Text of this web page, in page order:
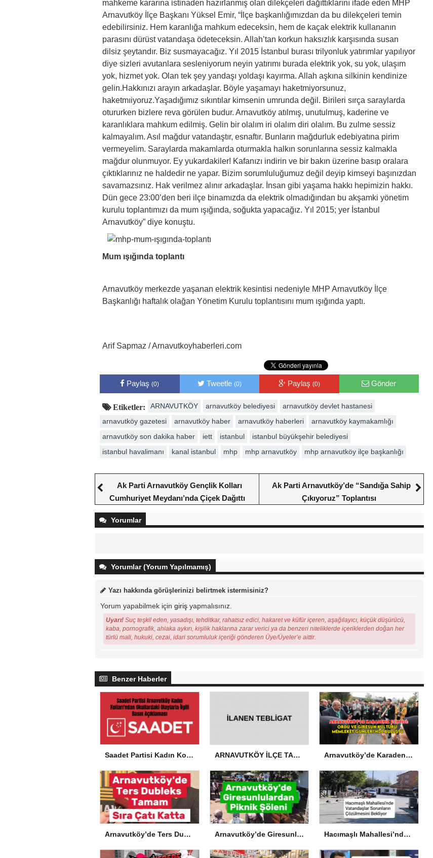
mahkeme kararına istinaden hazırlanmış olan dilekçeleri dağıttıklarını ifade eden MHP
Arnavutköy İlçe Başkanı Yüksel Emir, “İlçe başkanlığımızdan da bu dilekçeleri temin
edebilirsiniz. Hem karanlığa mahkum edeceksin, hem de kaçak elektrik kullananın
parasını dürüst vatandaşa ödeteceksin. Allah’tan korkun haksızlık karşısında susan
dilsiz şeytandır. Biz susmayacağız. Yıl 2015 İstanbul burası trilyonluk yatırımlar yapılıyor
diye sizleri avutanlara sesleniyorum neyin yatırımı burada elektrik yok, su yok, ulaşım
yok, hizmet yok. Olan tek şey yandaşı yoldaşı kayırma. Allah aşkına silkinin kendinize
gelin.Hakkınızı arayın arkadaşlar. Böyle yaşamayı haketmiyorsunuz,
haketmıiyoruz.Yaşadığımız sıkıntılar kimsenin umrunda değil. Birileri sırça saraylarda
otururken bizlere reva görülen budur. Arnavutköy atılmış, unutulmuş, kaderine ve
karanlıklara mahkum edilmiş. Gelin bir olalım iri olalım diri olalım. Bu zulme sessiz
kalmayalım. Asıl mağdur vatandaştır, esnaftır. Bunların mağdurluk edebiyatına pirim
vermeyelim. Saraylarda makamlarda oturmakla halkın sorunlarına sessiz kalmakla
mağdur olunmuyor. Ey yukardakiler! Kafanızı indirin ve bir bakın üzerine basıp oralara
çıktıklarınız ne haldedir ne yapar. Bizim sorumluluğumuz değil deyip kimseyi başınızdan
savamazsınız. Hak verilmez alınır arkadaşlar. İnsan gibi yaşama hakkı hepimizin hakkı.
Dün gece 23:00’den beri ilçe binamızda da elektrik olmadığından bu akşamki yönetim
kurulu toplantımızı da mum ışığında, soğukta yapacağız. Yıl 2015; yer İstanbul
Arnavutköy” diye konuştu.
Mum ışığında toplantı
Arnavutköy merkezde yaşanan elektrik kesintisi nedeniyle MHP Arnavutköy İlçe
Başkanlığı haftalık olağan Yönetim Kurulu toplantısını mum ışığında yaptı.
Arif Sapmaz / Arnavutkoyhaberleri.com
Paylaş(0) Tweetle (0) Paylaş (0) Gönder
Etiketler: ARNAVUTKÖY arnavutköy belediyesi
arnavutköy devlet hastanesi
arnavutköy gazetesi
arnavutköy haber arnavutköy haberleri
arnavutköy kaymakamlığı
arnavutköy son dakika haber
iett istanbul
istanbul büyükşehir belediyesi
istanbul havalimanı
kanal istanbul mhp mhp arnavutköy mhp arnavutköy ilçe başkanlığı
Ak Parti Arnavutköy Gençlik Kolları
Cumhuriyet Meydanı’nda Çiçek Dağıttı
Ak Parti Arnavutköy’de “Sandığa Sahip
Çıkıyoruz” Toplantısı
Yorumlar
Yorumlar (Yorum Yapılmamış)
Yazı hakkında görüşlerinizi belirtmek istermisiniz?
Yorum yapabilmek için giriş yapmalısınız.
Uyarı! Suç teşkil eden, yasadışı, tehditkar, rahatsız edici, hakaret ve küfür içeren, aşağılayıcı, küçük düşürücü,
kaba, pornografik, ahlaka aykırı, kişilik haklarına zarar verici ya da benzeri niteliklerde içeriklerden doğan her
türlü mali, hukuki, cezai, idari sorumluluk içeriği gönderen Üye/Üyeler’e aittir.
Benzer Haberler
Saadet Partisi Kadın Kolları’ndan Okullardaki Olaylarla İlgili Basın Açıklaması ARNAVUTKÖY İLÇE TARIM VE ORMAN MÜDÜRLÜĞÜ’NDEN İLANEN TEBLİGAT Arnavutköy’de Karadeniz Esintisi: Ordu ve Giresun Kültürü Memleket Günleri’nde Buluştu
Arnavutköy’de Ters Dubleks Tamam, Sıra Çatı Katta Arnavutköy’de Giresunlulardan Piknik Şöleni Hacımaşlı Mahallesi’nde Vatandaşlar Sorunların Çözülmesini Bekliyor